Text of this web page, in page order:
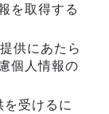
を取得する
供にあたら
個人情報の
受けるに